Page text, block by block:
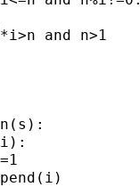
and n>1